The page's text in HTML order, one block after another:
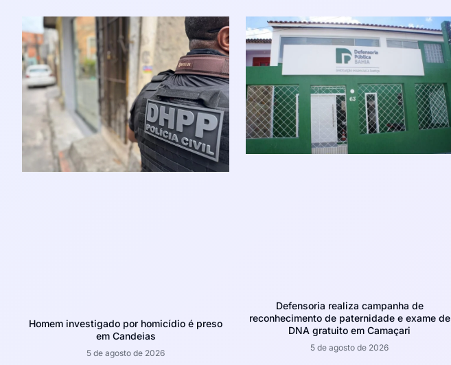
Homem investigado por homicídio é preso
em Candeias
5 de agosto de 2026
Defensoria realiza campanha de
reconhecimento de paternidade e exame de
DNA gratuito em Camaçari
5 de agosto de 2026